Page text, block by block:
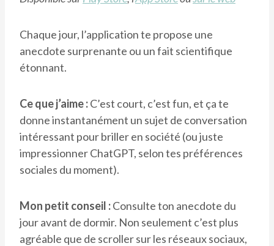
Chaque jour, l’application te propose une
anecdote surprenante ou un fait scientifique
étonnant.
Ce que j’aime :C’est court, c’est fun, et ça te
donne instantanément un sujet de conversation
intéressant pour briller en société (ou juste
impressionner ChatGPT, selon tes préférences
sociales du moment).
Mon petit conseil :Consulte ton anecdote du
jour avant de dormir. Non seulement c’est plus
agréable que de scroller sur les réseaux sociaux,